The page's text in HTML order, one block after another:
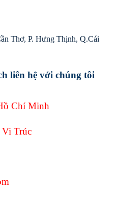
Thơ, P. Hưng Thịnh, Q.Cái
liên hệ với chúng tôi
Chí Minh
Vi Trúc